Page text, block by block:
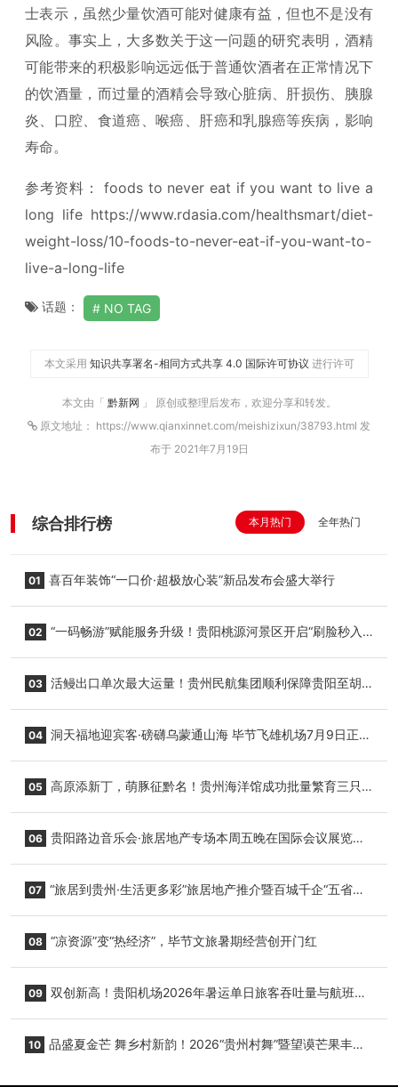
士表示，虽然少量饮酒可能对健康有益，但也不是没有
风险。事实上，大多数关于这一问题的研究表明，酒精
可能带来的积极影响远远低于普通饮酒者在正常情况下
的饮酒量，而过量的酒精会导致心脏病、肝损伤、胰腺
炎、口腔、食道癌、喉癌、肝癌和乳腺癌等疾病，影响
寿命。
参考资料： foods to never eat if you want to live a
long life https://www.rdasia.com/healthsmart/diet-
weight-loss/10-foods-to-never-eat-if-you-want-to-
live-a-long-life
话题： NO TAG
本文采用 知识共享署名-相同方式共享 4.0 国际许可协议 进行许可
本文由「 黔新网 」 原创或整理后发布，欢迎分享和转发。
原文地址： https://www.qianxinnet.com/meishizixun/38793.html 发
布于 2021年7月19日
综合排行榜 本月热门 全年热门
01 喜百年装饰“一口价·超极放心装”新品发布会盛大举行
02 “一码畅游”赋能服务升级！贵阳桃源河景区开启“刷脸秒入
03 活鳗出口单次最大运量！贵州民航集团顺利保障贵阳至胡
04 洞天福地迎宾客·磅礴乌蒙通山海 毕节飞雄机场7月9日正式
05 高原添新丁，萌豚征黔名！贵州海洋馆成功批量繁育三只
06 贵阳路边音乐会·旅居地产专场本周五晚在国际会议展览中
07 “旅居到贵州·生活更多彩”旅居地产推介暨百城千企“五省
08 “凉资源”变“热经济”，毕节文旅暑期经营创开门红
09 双创新高！贵阳机场2026年暑运单日旅客吞吐量与航班起
10 品盛夏金芒 舞乡村新韵！2026“贵州村舞”暨望谟芒果丰收